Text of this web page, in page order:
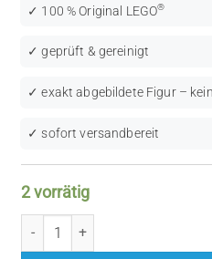
✓ 100 % Original LEGO®
✓ geprüft & gereinigt
✓ exakt abgebildete Figur –
✓ sofort versandbereit
2 vorrätig
LEGO Collectible Minifigures: